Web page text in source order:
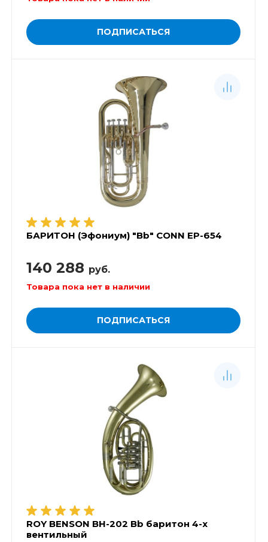
ПОДПИСАТЬСЯ
БАРИТОН (Эфониум) "Bb" CONN EP-654
140 288 руб.
Товара пока нет в наличии
ПОДПИСАТЬСЯ
ROY BENSON ВН-202 Bb баритон 4-х
вентильный